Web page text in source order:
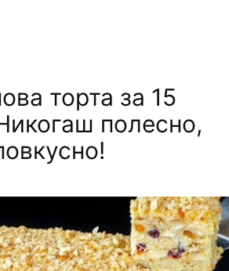
торта за 15
полесно,